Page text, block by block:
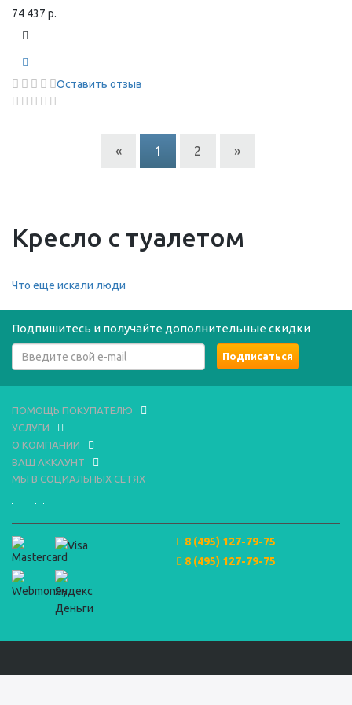
74 437 р.
Оставить отзыв
« 1 2 »
Кресло с туалетом
Что еще искали люди
Подпишитесь и получайте дополнительные скидки
ПОМОЩЬ ПОКУПАТЕЛЮ
УСЛУГИ
О КОМПАНИИ
ВАШ АККАУНТ
МЫ В СОЦИАЛЬНЫХ СЕТЯХ
8 (495) 127-79-75
8 (495) 127-79-75